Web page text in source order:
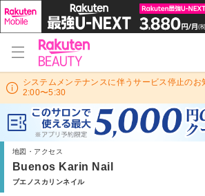
システムメンテナンスに伴うサービス停止の
2:00〜5:30
地図・アクセス
Buenos Karin Nail
ブエノスカリンネイル